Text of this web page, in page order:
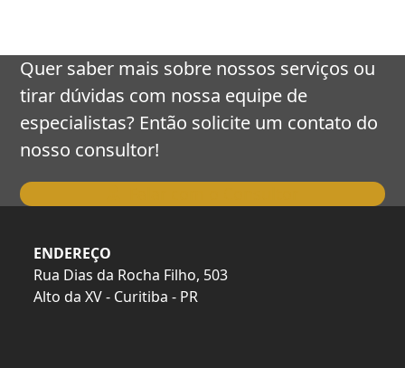
carousel
navigation
buttons
Quer saber mais sobre nossos serviços ou
tirar dúvidas com nossa equipe de
especialistas? Então solicite um contato do
nosso consultor!
ENDEREÇO
Rua Dias da Rocha Filho, 503
Alto da XV - Curitiba - PR